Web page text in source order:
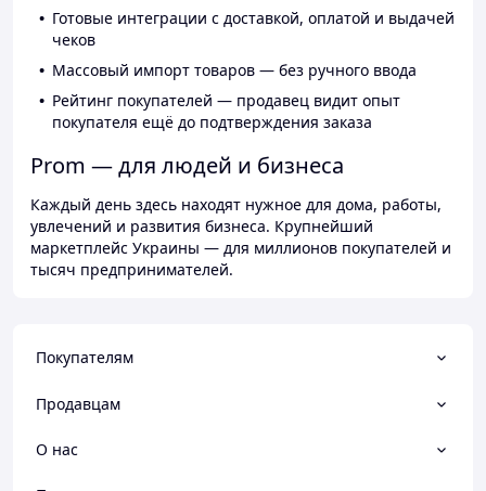
Готовые интеграции с доставкой, оплатой и выдачей
чеков
Массовый импорт товаров — без ручного ввода
Рейтинг покупателей — продавец видит опыт
покупателя ещё до подтверждения заказа
Prom — для людей и бизнеса
Каждый день здесь находят нужное для дома, работы,
увлечений и развития бизнеса. Крупнейший
маркетплейс Украины — для миллионов покупателей и
тысяч предпринимателей.
Покупателям
Продавцам
О нас